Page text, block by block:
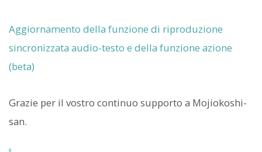
Aggiornamento della funzione di riproduzione
sincronizzata audio-testo e della funzione azione
(beta)
Grazie per il vostro continuo supporto a Mojiokoshi-
san.